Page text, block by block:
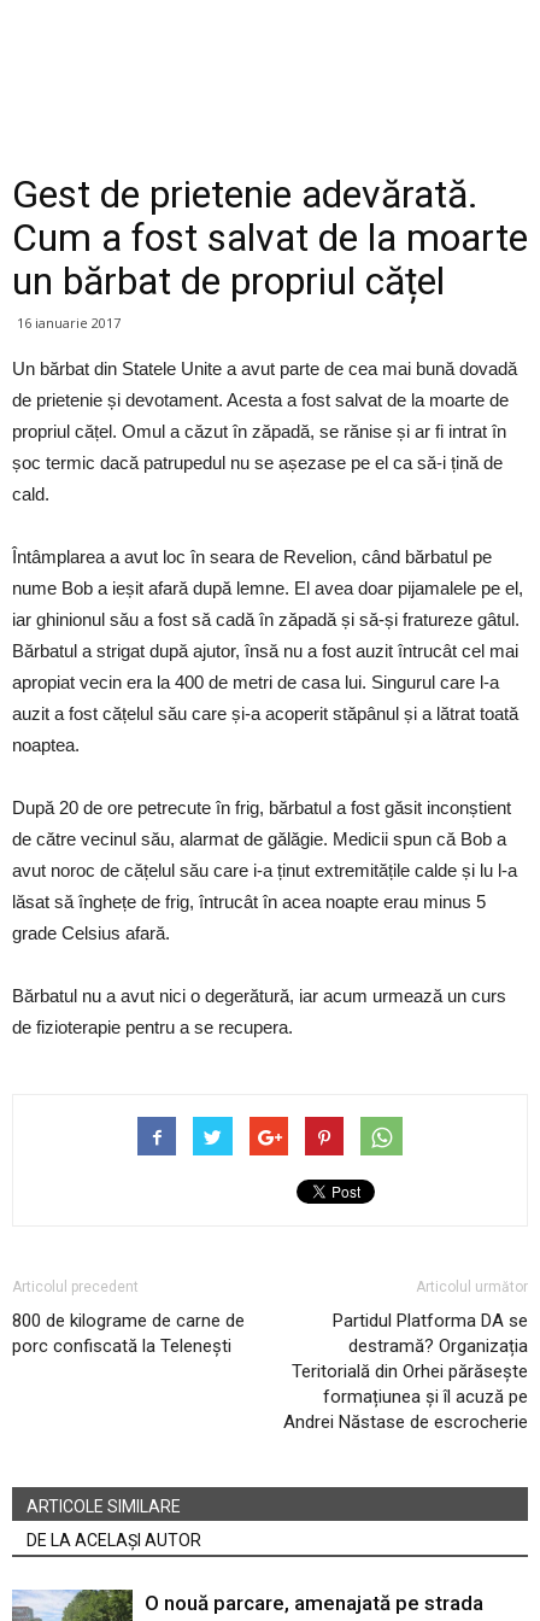
Gest de prietenie adevărată.
Cum a fost salvat de la moarte
un bărbat de propriul cățel
16 ianuarie 2017
Un bărbat din Statele Unite a avut parte de cea mai bună dovadă
de prietenie și devotament. Acesta a fost salvat de la moarte de
propriul cățel. Omul a căzut în zăpadă, se rănise și ar fi intrat în
șoc termic dacă patrupedul nu se așezase pe el ca să-i țină de
cald.
Întâmplarea a avut loc în seara de Revelion, când bărbatul pe
nume Bob a ieșit afară după lemne. El avea doar pijamalele pe el,
iar ghinionul său a fost să cadă în zăpadă și să-și fratureze gâtul.
Bărbatul a strigat după ajutor, însă nu a fost auzit întrucât cel mai
apropiat vecin era la 400 de metri de casa lui. Singurul care l-a
auzit a fost cățelul său care și-a acoperit stăpânul și a lătrat toată
noaptea.
După 20 de ore petrecute în frig, bărbatul a fost găsit inconștient
de către vecinul său, alarmat de gălăgie. Medicii spun că Bob a
avut noroc de cățelul său care i-a ținut extremitățile calde și lu l-a
lăsat să înghețe de frig, întrucât în acea noapte erau minus 5
grade Celsius afară.
Bărbatul nu a avut nici o degerătură, iar acum urmează un curs
de fizioterapie pentru a se recupera.
Articolul precedent
800 de kilograme de carne de
porc confiscată la Telenești
Articolul următor
Partidul Platforma DA se
destramă? Organizația
Teritorială din Orhei părăsește
formațiunea și îl acuză pe
Andrei Năstase de escrocherie
ARTICOLE SIMILARE
DE LA ACELAȘI AUTOR
O nouă parcare, amenajată pe strada